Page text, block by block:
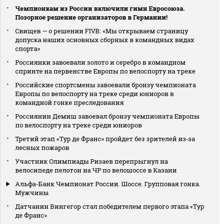
Чемпионкам из России включили гимн Евросоюза.
Позорное решение организаторов в Германии!
Свищев — о решении FIVB: «Мы открываем страницу
допуска наших основных сборных в командных видах
спорта»
Россиянки завоевали золото и серебро в командном
спринте на первенстве Европы по велоспорту на треке
Российские спортсмены завоевали бронзу чемпионата
Европы по велоспорту на треке среди юниоров в
командной гонке преследования
Россиянин Демиш завоевал бронзу чемпионата Европы
по велоспорту на треке среди юниоров
Третий этап «Тур де Франс» пройдет без зрителей из‑за
лесных пожаров
Участник Олимпиады Ризаев перепрыгнул на
велосипеде пелотон на ЧР по велошоссе в Казани
Альфа-Банк Чемпионат России. Шоссе. Групповая гонка.
Мужчины
Датчанин Вингегор стал победителем первого этапа «Тур
де Франс»